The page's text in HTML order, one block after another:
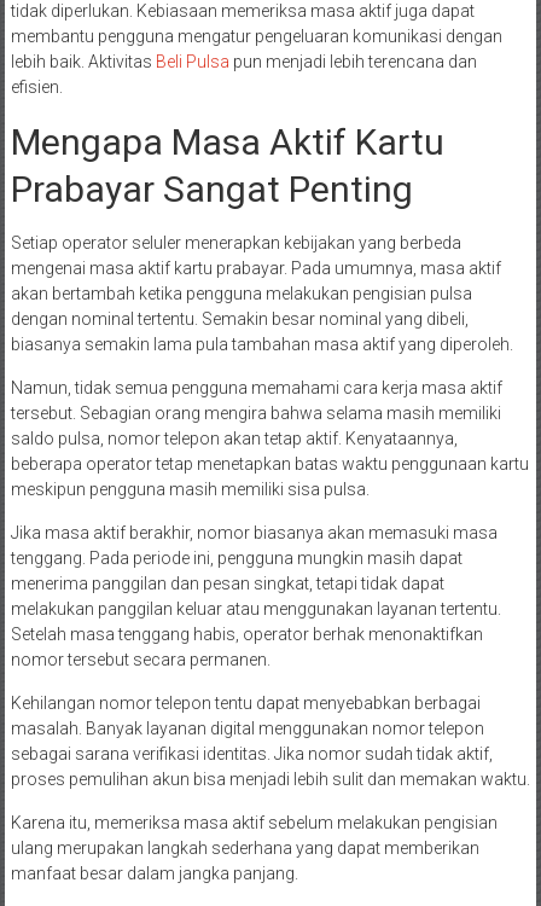
tidak diperlukan. Kebiasaan memeriksa masa aktif juga dapat
membantu pengguna mengatur pengeluaran komunikasi dengan
lebih baik. Aktivitas Beli Pulsa pun menjadi lebih terencana dan
efisien.
Mengapa Masa Aktif Kartu
Prabayar Sangat Penting
Setiap operator seluler menerapkan kebijakan yang berbeda
mengenai masa aktif kartu prabayar. Pada umumnya, masa aktif
akan bertambah ketika pengguna melakukan pengisian pulsa
dengan nominal tertentu. Semakin besar nominal yang dibeli,
biasanya semakin lama pula tambahan masa aktif yang diperoleh.
Namun, tidak semua pengguna memahami cara kerja masa aktif
tersebut. Sebagian orang mengira bahwa selama masih memiliki
saldo pulsa, nomor telepon akan tetap aktif. Kenyataannya,
beberapa operator tetap menetapkan batas waktu penggunaan kartu
meskipun pengguna masih memiliki sisa pulsa.
Jika masa aktif berakhir, nomor biasanya akan memasuki masa
tenggang. Pada periode ini, pengguna mungkin masih dapat
menerima panggilan dan pesan singkat, tetapi tidak dapat
melakukan panggilan keluar atau menggunakan layanan tertentu.
Setelah masa tenggang habis, operator berhak menonaktifkan
nomor tersebut secara permanen.
Kehilangan nomor telepon tentu dapat menyebabkan berbagai
masalah. Banyak layanan digital menggunakan nomor telepon
sebagai sarana verifikasi identitas. Jika nomor sudah tidak aktif,
proses pemulihan akun bisa menjadi lebih sulit dan memakan waktu.
Karena itu, memeriksa masa aktif sebelum melakukan pengisian
ulang merupakan langkah sederhana yang dapat memberikan
manfaat besar dalam jangka panjang.